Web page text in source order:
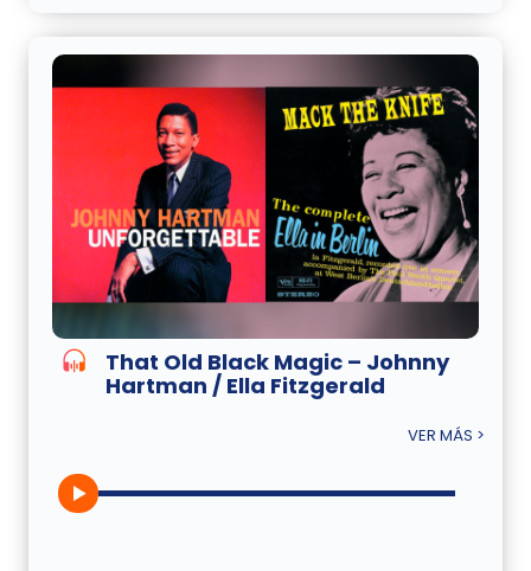
That Old Black Magic – Johnny
Hartman / Ella Fitzgerald
VER MÁS >